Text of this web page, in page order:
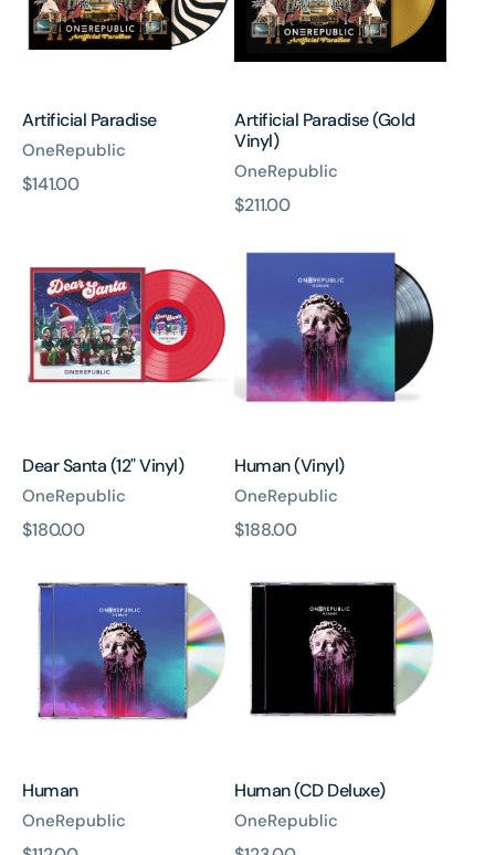
CD+Blu-
Ray)
Artificial Paradise
OneRepublic
原
$141.00
Artificial Paradise (Gold
Vinyl)
OneRepublic
原
$211.00
(12"
Vinyl)
Dear Santa (12" Vinyl)
OneRepublic
原
$180.00
(Vinyl)
Human (Vinyl)
OneRepublic
原
$188.00
Human
OneRepublic
(CD
Deluxe)
Human (CD Deluxe)
OneRepublic